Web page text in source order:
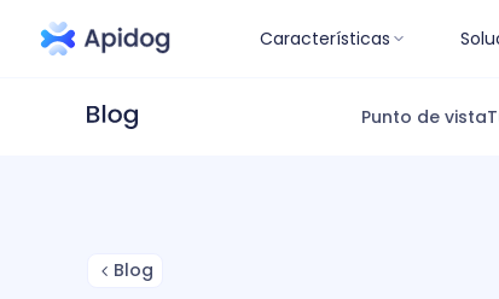
Características
Punto de vista
Blog